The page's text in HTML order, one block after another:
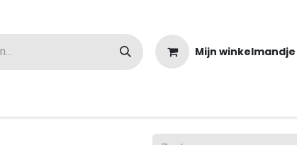
Mijn winkelmandje